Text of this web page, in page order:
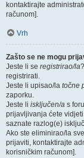
kontaktirajte
računom].
Vrh
Zašto se ne mogu
Jeste li se registrirao/la
registrirati.
Jeste li upisao/la točne
zaporku.
Jeste li isključen/a s
prijavljivanja ćete
saznate razlog(e)
Ako ste eliminirao/la
prijaviti, kontaktirajte
korisničkim računom].